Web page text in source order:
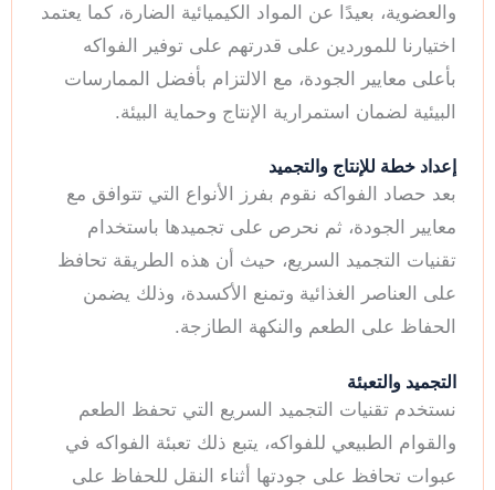
والعضوية، بعيدًا عن المواد الكيميائية الضارة، كما يعتمد
اختيارنا للموردين على قدرتهم على توفير الفواكه
بأعلى معايير الجودة، مع الالتزام بأفضل الممارسات
البيئية لضمان استمرارية الإنتاج وحماية البيئة.
إعداد خطة للإنتاج والتجميد
بعد حصاد الفواكه نقوم بفرز الأنواع التي تتوافق مع
معايير الجودة، ثم نحرص على تجميدها باستخدام
تقنيات التجميد السريع، حيث أن هذه الطريقة تحافظ
على العناصر الغذائية وتمنع الأكسدة، وذلك يضمن
الحفاظ على الطعم والنكهة الطازجة.
التجميد والتعبئة
نستخدم تقنيات التجميد السريع التي تحفظ الطعم
والقوام الطبيعي للفواكه، يتبع ذلك تعبئة الفواكه في
عبوات تحافظ على جودتها أثناء النقل للحفاظ على